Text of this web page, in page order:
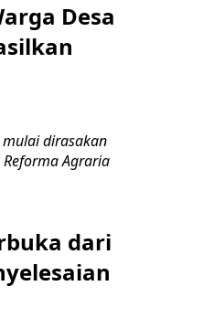
Desa
mulai dirasakan
Agraria
dari